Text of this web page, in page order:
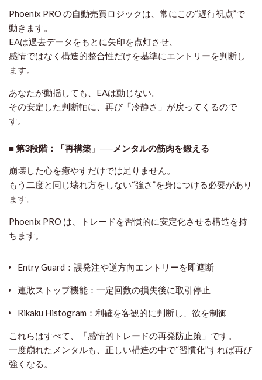
Phoenix PRO の自動売買ロジックは、常にこの“遅行視点”で
動きます。
EAは過去データをもとに矢印を点灯させ、
感情ではなく 構造的整合性だけを基準にエントリーを判断し
ます。
あなたが動揺しても、EAは動じない。
その安定した判断軸に、再び「冷静さ」が戻ってくるので
す。
■ 第3段階：「再構築」──メンタルの筋肉を鍛える
崩壊した心を癒やすだけでは足りません。
もう二度と同じ壊れ方をしない“強さ”を身につける必要があり
ます。
Phoenix PRO は、 トレードを習慣的に安定化させる構造を持
ちます。
Entry Guard：誤発注や逆方向エントリーを即遮断
連敗ストップ機能：一定回数の損失後に取引停止
Rikaku Histogram：利確を客観的に判断し、欲を制御
これらはすべて、「感情的トレードの再発防止策」です。
一度崩れたメンタルも、正しい構造の中で“習慣化”すれば再び
強くなる。